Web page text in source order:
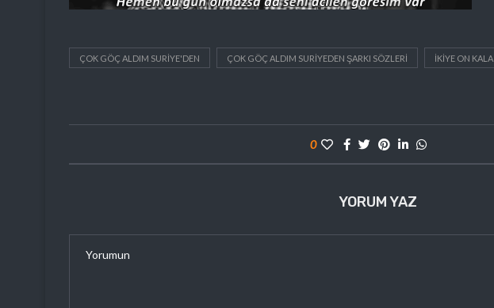
ÇOK GÖÇ ALDIM SURIYE'DEN ÇOK GÖÇ ALDIM SURIYEDEN ŞARKI SÖZLERI IKIYE ON KALA
0
YORUM YAZ